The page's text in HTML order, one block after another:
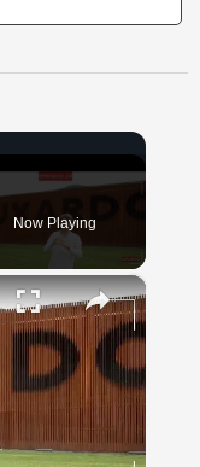
Now Playing
×